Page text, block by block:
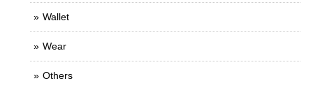
Wallet
Wear
Others